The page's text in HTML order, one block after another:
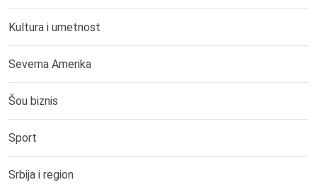
Kultura i umetnost
Severna Amerika
Šou biznis
Sport
Srbija i region